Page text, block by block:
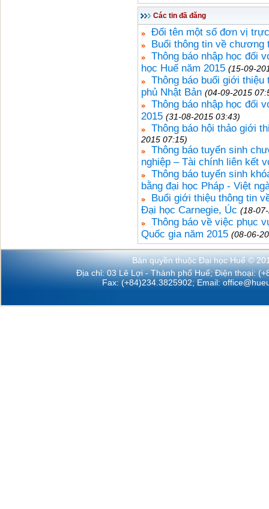
Các tin đã đăng
Đổi tên một số đơn vị
Buổi thông tin về chương
Thông báo nhập học đối
học Huế năm 2015 (15-09-
Thông báo buổi giới
phủ Nhật Bản (04-09-2015
Thông báo nhập học đối
2015 (31-08-2015 03:43)
Thông báo hội thảo giới
2015 07:15)
Thông báo tuyển sinh
nghiệp – Tài chính liên kết
Thông báo tuyển sinh
bằng đại học Pháp - Việt
Buổi giới thiệu thông tin
Đại học Carnegie, Úc (18-
Thông báo về việc phục
Quốc gia năm 2015 (08-06-
Bản quyền thuộc Đại học Huế ©
Địa chỉ: 03 Lê Lợi - Thành phố Huế; Điện thoại:
Fax: (+84)234.3825902; Email: